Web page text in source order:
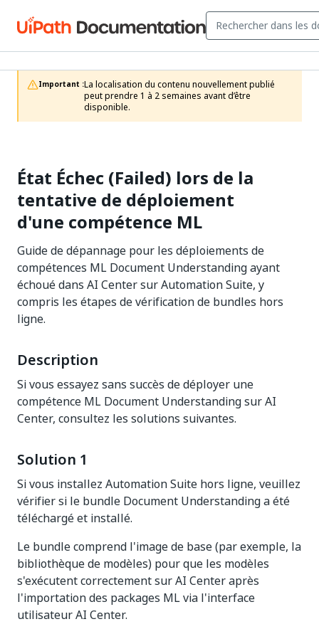
Important :La localisation du contenu nouvellement publié
peut prendre 1 à 2 semaines avant d’être
disponible.
État Échec (Failed) lors de la
tentative de déploiement
d'une compétence ML
Guide de dépannage pour les déploiements de
compétences ML Document Understanding ayant
échoué dans AI Center sur Automation Suite, y
compris les étapes de vérification de bundles hors
ligne.
Description
Si vous essayez sans succès de déployer une
compétence ML Document Understanding sur AI
Center, consultez les solutions suivantes.
Solution 1
Si vous installez Automation Suite hors ligne, veuillez
vérifier si le bundle Document Understanding a été
téléchargé et installé.
Le bundle comprend l'image de base (par exemple, la
bibliothèque de modèles) pour que les modèles
s'exécutent correctement sur AI Center après
l'importation des packages ML via l'interface
utilisateur AI Center.